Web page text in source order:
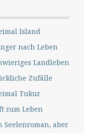
Island
nach Leben
Landleben
Zufälle
Tukur
zum Leben
Seelenroman, aber